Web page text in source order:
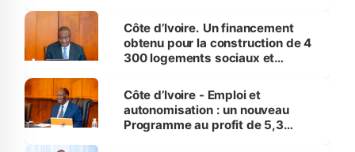
Côte d’Ivoire. Un financement
obtenu pour la construction de 4
300 logements sociaux et
et Yamoussoukro
Côte d’Ivoire - Emploi et
autonomisation : un nouveau
Programme au profit de 5,3